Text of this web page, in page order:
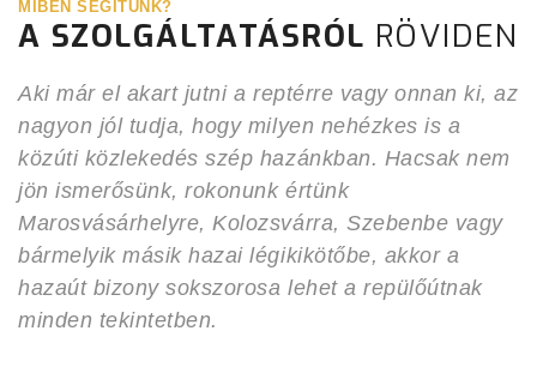
MIBEN SEGÍTÜNK?
A SZOLGÁLTATÁSRÓL RÖVIDEN
Aki már el akart jutni a reptérre vagy onnan ki, az
nagyon jól tudja, hogy milyen nehézkes is a
közúti közlekedés szép hazánkban. Hacsak nem
jön ismerősünk, rokonunk értünk
Marosvásárhelyre, Kolozsvárra, Szebenbe vagy
bármelyik másik hazai légikikötőbe, akkor a
hazaút bizony sokszorosa lehet a repülőútnak
minden tekintetben.